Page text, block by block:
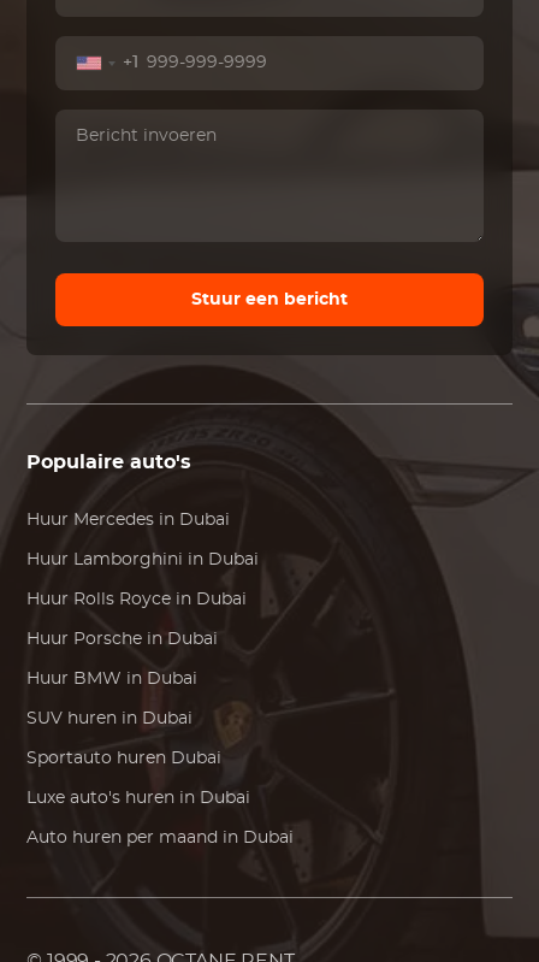
+1
Stuur een bericht
Populaire auto's
Huur Mercedes in Dubai
Huur Lamborghini in Dubai
Huur Rolls Royce in Dubai
Huur Porsche in Dubai
Huur BMW in Dubai
SUV huren in Dubai
Sportauto huren Dubai
Luxe auto's huren in Dubai
Auto huren per maand in Dubai